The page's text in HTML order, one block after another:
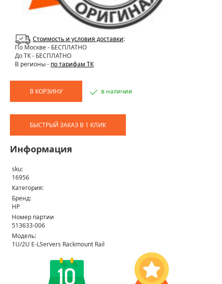
Стоимость и условия доставки:
По Москве- БЕСПЛАТНО
До ТК - БЕСПЛАТНО
В регионы - по тарифам ТК
В КОРЗИНУ в наличии
БЫСТРЫЙ ЗАКАЗ В 1 КЛИК
Информация
sku:
16956
Категория:
Бренд:
HP
Номер партии
513633-006
Модель:
1U/2U E-LServers Rackmount Rail